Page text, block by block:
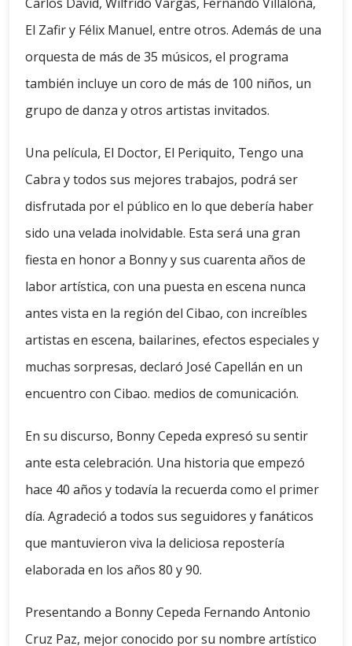
El Zafir y Félix Manuel, entre otros. Además de una
orquesta de más de 35 músicos, el programa
también incluye un coro de más de 100 niños, un
grupo de danza y otros artistas invitados.
Una película, El Doctor, El Periquito, Tengo una
Cabra y todos sus mejores trabajos, podrá ser
disfrutada por el público en lo que debería haber
sido una velada inolvidable. Esta será una gran
fiesta en honor a Bonny y sus cuarenta años de
labor artística, con una puesta en escena nunca
antes vista en la región del Cibao, con increíbles
artistas en escena, bailarines, efectos especiales y
muchas sorpresas, declaró José Capellán en un
encuentro con Cibao. medios de comunicación.
En su discurso, Bonny Cepeda expresó su sentir
ante esta celebración. Una historia que empezó
hace 40 años y todavía la recuerda como el primer
día. Agradeció a todos sus seguidores y fanáticos
que mantuvieron viva la deliciosa repostería
elaborada en los años 80 y 90.
Presentando a Bonny Cepeda Fernando Antonio
Cruz Paz, mejor conocido por su nombre artístico